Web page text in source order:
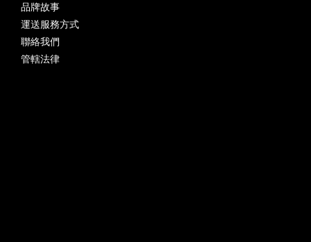
品牌故事
運送服務方式
聯絡我們
管轄法律